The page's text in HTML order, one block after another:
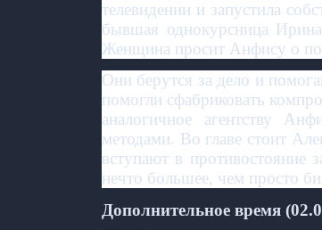
телевидении и запустила
бывшая однокурсница
Женщина просит Анфису о
Они берутся за дело и
помогли сфабриковать
аналогичное агентству
методами. Во главе стоит
вступают в противостояние
нечто большее, чем просто
Дополнительное время